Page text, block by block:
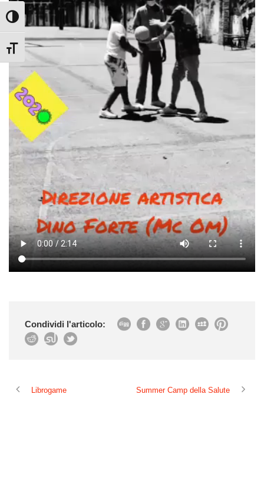
Attiva/disattiva alto contrasto
Attiva/disattiva dimensione testo
Condividi l'articolo:
Librogame Summer Camp della Salute